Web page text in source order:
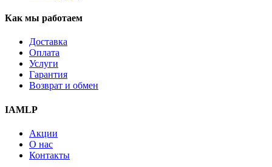
Как мы работаем
Доставка
Оплата
Услуги
Гарантия
Возврат и обмен
IAMLP
Акции
О нас
Контакты